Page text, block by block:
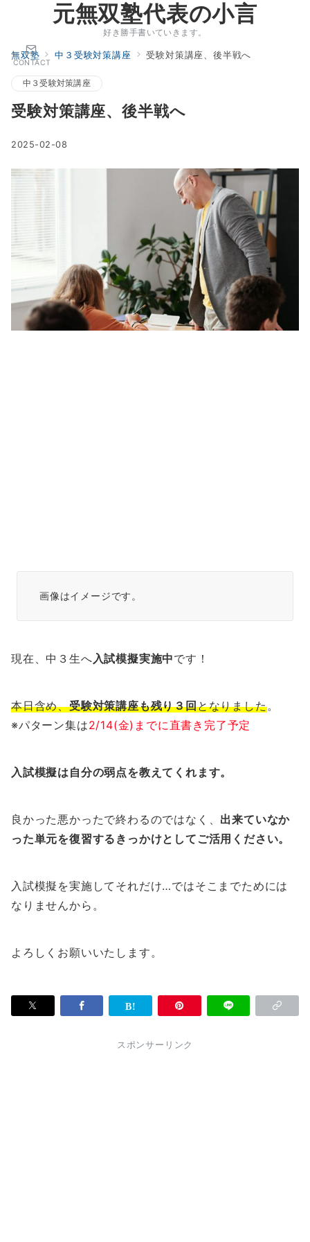
元無双塾代表の小言
好き勝手書いていきます。
CONTACT
無双塾 中３受験対策講座 受験対策講座、後半戦へ
中３受験対策講座
受験対策講座、後半戦へ
2025-02-08
画像はイメージです。
現在、中３生へ 入試模擬実施中です！
本日含め、受験対策講座も残り３回となりました。
※パターン集は2/14(金)までに直書き完了予定
入試模擬は自分の弱点を教えてくれます。
良かった悪かったで終わるのではなく、 出来ていなか
った単元を復習するきっかけとしてご活用ください。
入試模擬を実施してそれだけ…ではそこまでためには
なりませんから。
よろしくお願いいたします。
スポンサーリンク